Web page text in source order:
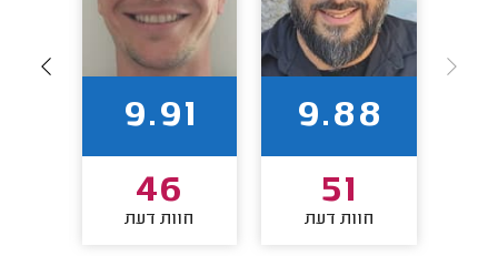
9.88
51
חוות דעת
9.91
46
חוות דעת